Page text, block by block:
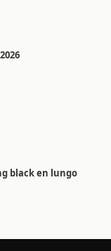
black en lungo